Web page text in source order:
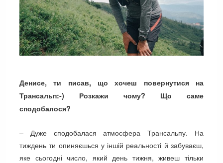
Денисе, ти писав, що хочеш повернутися на
Трансальп:-) Розкажи чому? Що саме
сподобалося?
– Дуже сподобалася атмосфера Трансальпу. На
тиждень ти опиняєшься у іншій реальності й забуваєш,
яке сьогодні число, який день тижня, живеш тільки